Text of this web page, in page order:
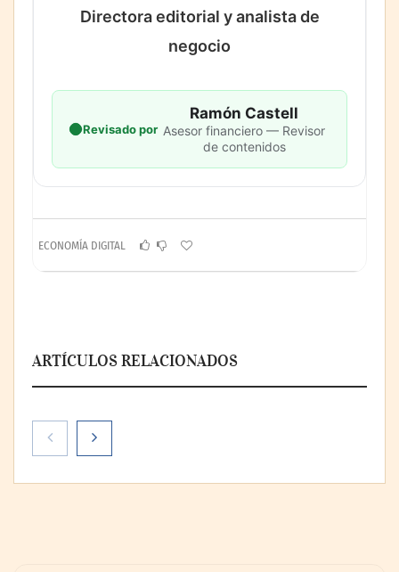
Directora editorial y analista de
negocio
Revisado por
Ramón Castell
Asesor financiero — Revisor
de contenidos
ECONOMÍA DIGITAL
ARTÍCULOS RELACIONADOS